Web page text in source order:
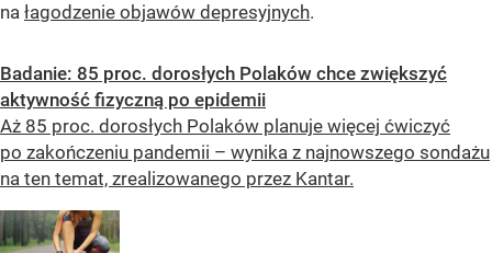
na łagodzenie objawów depresyjnych.
Badanie: 85 proc. dorosłych Polaków chce zwiększyć
aktywność fizyczną po epidemii
Aż 85 proc. dorosłych Polaków planuje więcej ćwiczyć
po zakończeniu pandemii – wynika z najnowszego sondażu
na ten temat, zrealizowanego przez Kantar.